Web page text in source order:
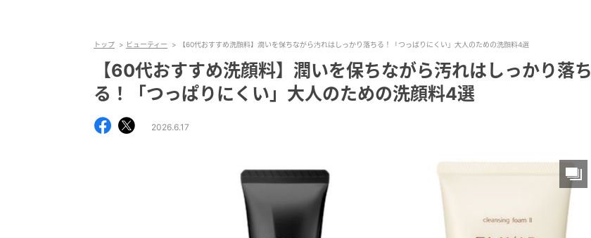
トップ ビューティー 【60代おすすめ洗顔料】潤いを保ちながら汚れはしっかり落ちる！「つっぱりにくい」大人のための洗顔料4選
【60代おすすめ洗顔料】潤いを保ちながら汚れはしっかり落ち
る！「つっぱりにくい」大人のための洗顔料4選
2026.6.17